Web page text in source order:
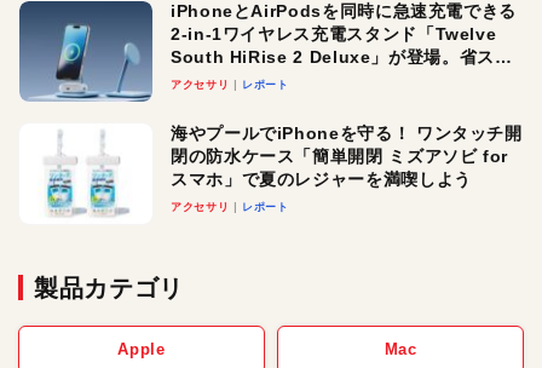
iPhoneとAirPodsを同時に急速充電できる
2-in-1ワイヤレス充電スタンド「Twelve
South HiRise 2 Deluxe」が登場。省スペ
ースでおしゃれに充電したい人にオスス
アクセサリ レポート
海やプールでiPhoneを守る！ ワンタッチ開
閉の防水ケース「簡単開閉 ミズアソビ for
スマホ」で夏のレジャーを満喫しよう
アクセサリ レポート
製品カテゴリ
Apple Mac